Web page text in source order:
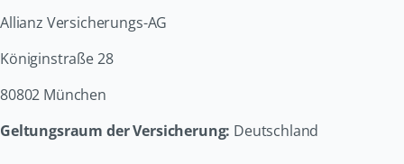
Allianz Versicherungs-AG
Königinstraße 28
80802 München
Geltungsraum der Versicherung: Deutschland